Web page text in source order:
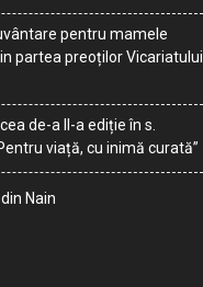
pentru mamele
partea preoților Vicariatului
de-a II-a ediție în s.
viață, cu inimă curată”
Nain